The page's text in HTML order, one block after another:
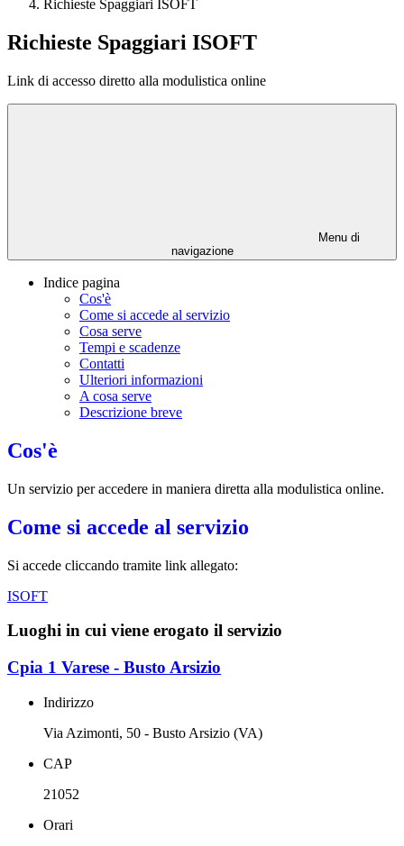
Richieste Spaggiari ISOFT
Richieste Spaggiari ISOFT
Link di accesso diretto alla modulistica online
Menu di
navigazione
Indice pagina
Cos'è
Come si accede al servizio
Cosa serve
Tempi e scadenze
Contatti
Ulteriori informazioni
A cosa serve
Descrizione breve
Cos'è
Un servizio per accedere in maniera diretta alla modulistica online.
Come si accede al servizio
Si accede cliccando tramite link allegato:
ISOFT
Luoghi in cui viene erogato il servizio
Cpia 1 Varese - Busto Arsizio
Indirizzo
Via Azimonti, 50 - Busto Arsizio (VA)
CAP
21052
Orari